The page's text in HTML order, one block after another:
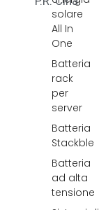
solare
All In
One
Batteria
rack
per
server
Batteria
Stackble
Batteria
ad alta
tensione